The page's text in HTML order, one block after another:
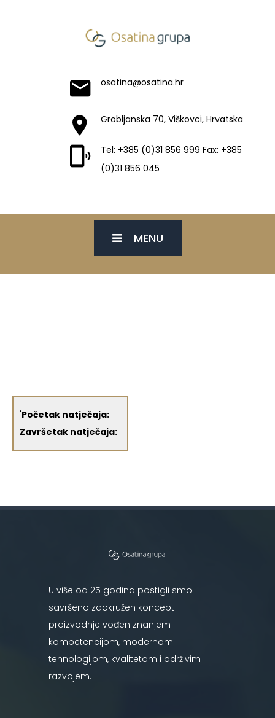
osatina@osatina.hr
Grobljanska 70, Viškovci, Hrvatska
Tel: +385 (0)31 856 999 Fax: +385
(0)31 856 045
MENU
'Početak natječaja:
Završetak natječaja:
U više od 25 godina postigli smo
savršeno zaokružen koncept
proizvodnje vođen znanjem i
kompetencijom, modernom
tehnologijom, kvalitetom i održivim
razvojem.